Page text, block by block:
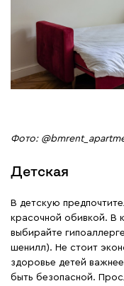
Фото:
Детская
В детскую
красочной обивкой. В
выбирайте
шенилл). Не стоит
здоровье детей
быть безопасной.